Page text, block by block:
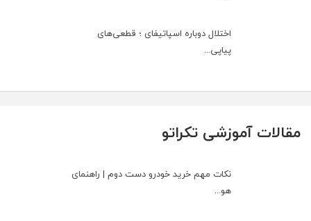
اختلال دوباره اسپاتیفای ؛ قطعی‌های
پیاپی...
مقالات آموزشی تکراتو
نکات مهم خرید خودرو دست دوم | راهنمای
هو...